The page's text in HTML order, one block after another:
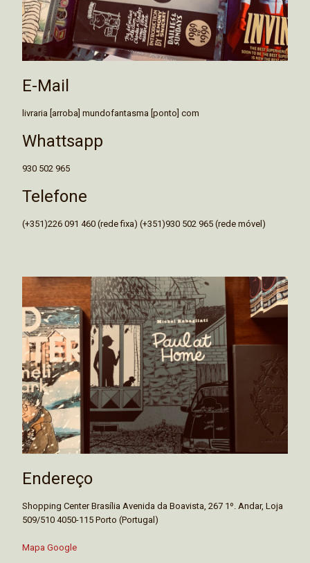
E-Mail
livraria [arroba] mundofantasma [ponto] com
Whattsapp
930 502 965
Telefone
(+351)226 091 460 (rede fixa) (+351)930 502 965 (rede móvel)
Endereço
Shopping Center Brasília Avenida da Boavista, 267 1º. Andar, Loja
509/510 4050-115 Porto (Portugal)
Mapa Google